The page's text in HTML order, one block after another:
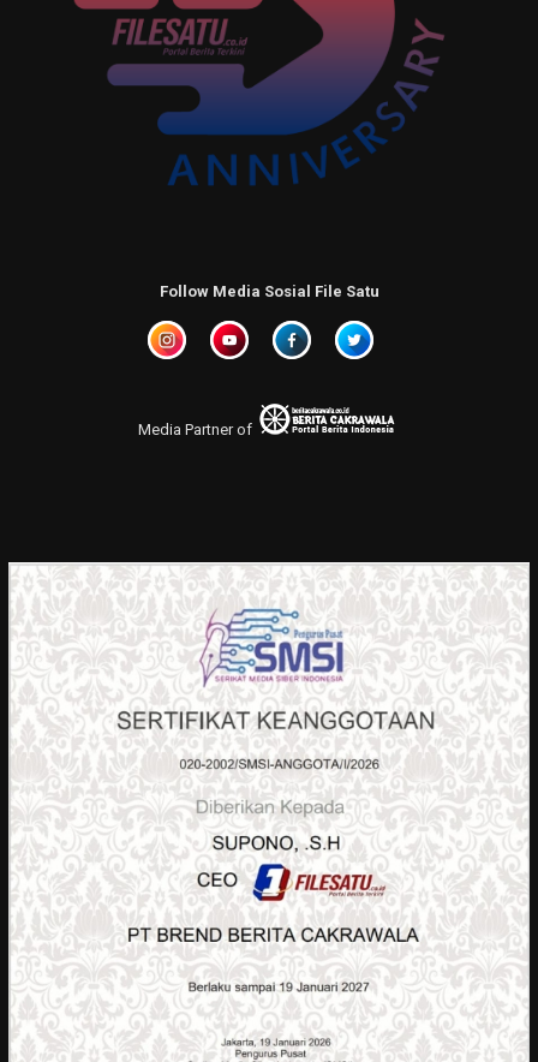
Follow Media Sosial File Satu
Media Partner of